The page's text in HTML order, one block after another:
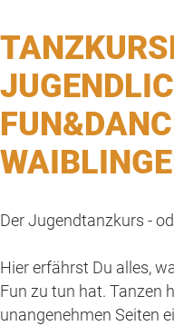
Der Jugendtanzkurs -
Hier erfährst Du alles,
Fun zu tun hat. Tanzen
unangenehmen Seiten